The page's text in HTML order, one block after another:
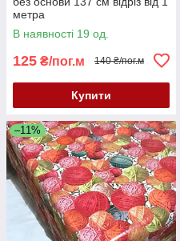
метра
В наявності 19 од.
125 ₴/пог.м 140 ₴/пог.м
Купити
–11%